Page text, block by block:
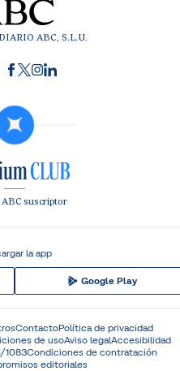
ABC, S.L.U.
suscriptor
la app
Google Play
ContactoPolítica de privacidad
de usoAviso legalAccesibilidad
1083Condiciones de contratación
editoriales